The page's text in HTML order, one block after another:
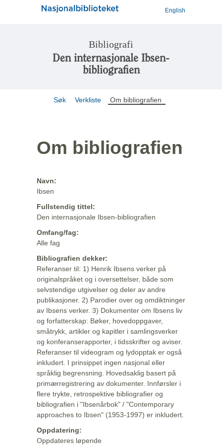
English
Bibliografi
Den internasjonale Ibsen-
bibliografien
Søk Verkliste Om bibliografien
Om bibliografien
Navn:
Ibsen
Fullstendig tittel:
Den internasjonale Ibsen-bibliografien
Omfang/fag:
Alle fag
Bibliografien dekker:
Referanser til: 1) Henrik Ibsens verker på
originalspråket og i oversettelser, både som
selvstendige utgivelser og deler av andre
publikasjoner. 2) Parodier over og omdiktninger
av Ibsens verker. 3) Dokumenter om Ibsens liv
og forfatterskap: Bøker, hovedoppgaver,
småtrykk, artikler og kapitler i samlingsverker
og konferanserapporter, i tidsskrifter og aviser.
Referanser til videogram og lydopptak er også
inkludert. I prinsippet ingen nasjonal eller
språklig begrensning. Hovedsaklig basert på
primærregistrering av dokumenter. Innførsler i
flere trykte, retrospektive bibliografier og
bibliografien i "Ibsenårbok" / "Contemporary
approaches to Ibsen" (1953-1997) er inkludert.
Oppdatering:
Oppdateres løpende